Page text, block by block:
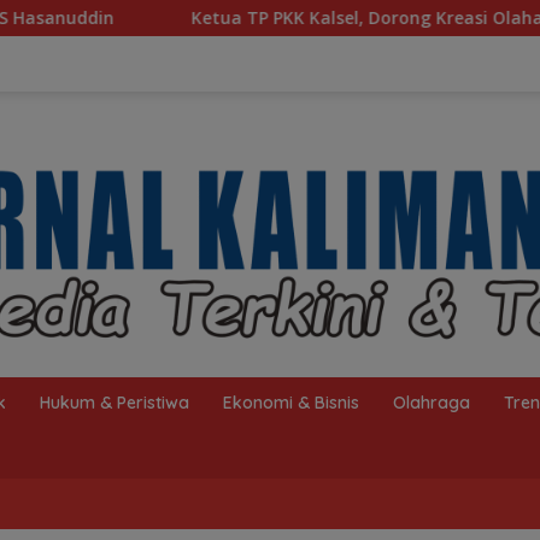
TP PKK Kalsel, Dorong Kreasi Olahan Ikan Hingga Tingkat
Hukum & Peristiwa Ekonomi & Bisnis Olahraga